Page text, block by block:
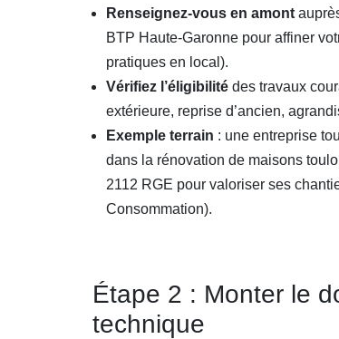
Renseignez-vous en amont
BTP Haute-Garonne pour affiner
pratiques en local).
Vérifiez l’éligibilité des travaux
extérieure, reprise d’ancien,
Exemple terrain : une entreprise
dans la rénovation de maisons
2112 RGE pour valoriser ses
Consommation).
Étape 2 : Monter le
technique